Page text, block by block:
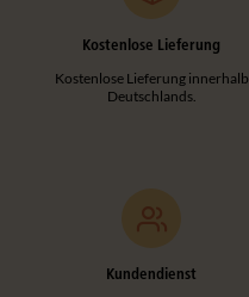
Kostenlose Lieferung
Kostenlose Lieferung innerhalb
Deutschlands.
Kundendienst